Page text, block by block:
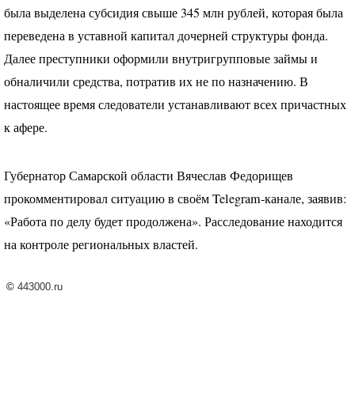
была выделена субсидия свыше 345 млн рублей, которая была
переведена в уставной капитал дочерней структуры фонда.
Далее преступники оформили внутригрупповые займы и
обналичили средства, потратив их не по назначению. В
настоящее время следователи устанавливают всех причастных
к афере.
Губернатор Самарской области Вячеслав Федорищев
прокомментировал ситуацию в своём Telegram-канале, заявив:
«Работа по делу будет продолжена». Расследование находится
на контроле региональных властей.
© 443000.ru